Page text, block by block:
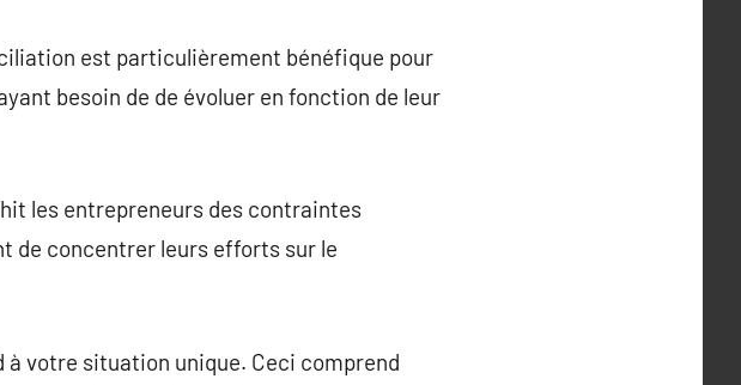
est particulièrement bénéfique pour
besoin de de évoluer en fonction de leur
les entrepreneurs des contraintes
de concentrer leurs efforts sur le
votre situation unique. Ceci comprend